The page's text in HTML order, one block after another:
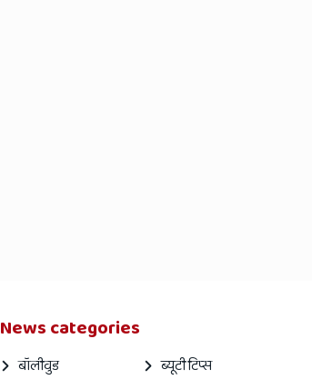
News categories
बॉलीवुड ब्यूटी टिप्स